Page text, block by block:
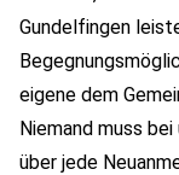
Gundelfingen
eigene dem
Niemand muss
über jede